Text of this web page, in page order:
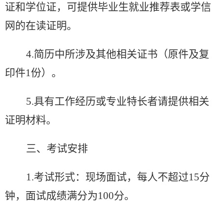
证和学位证，可提供毕业生就业推荐表或学信
网的在读证明。
4.简历中所涉及其他相关证书（原件及复
印件1份）。
5.具有工作经历或专业特长者请提供相关
证明材料。
三、考试安排
1.考试形式：现场面试，每人不超过15分
钟，面试成绩满分为100分。